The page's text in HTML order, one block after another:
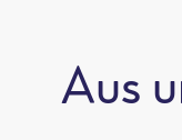
Aus